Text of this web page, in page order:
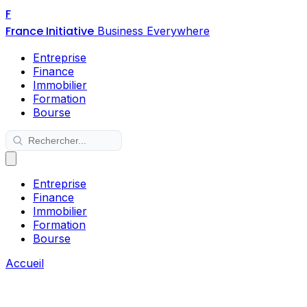
F
France Initiative Business Everywhere
Entreprise
Finance
Immobilier
Formation
Bourse
Entreprise
Finance
Immobilier
Formation
Bourse
Accueil